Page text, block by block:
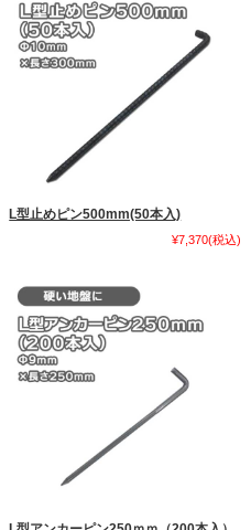
L型止めピン500mm(50本入)
¥7,370(税込)